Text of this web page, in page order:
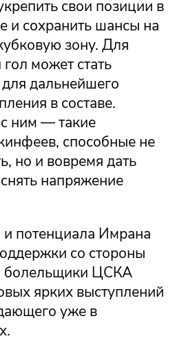
свои позиции в
и сохранить шансы на
зону. Для
может стать
дальнейшего
в составе.
ним — такие
способные не
но и вовремя дать
напряжение
и потенциала Имрана
со стороны
болельщики ЦСКА
ярких выступлений
уже в